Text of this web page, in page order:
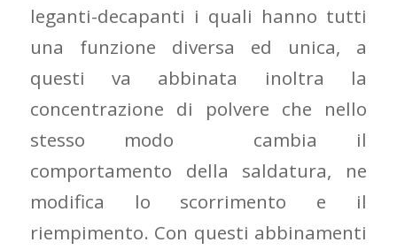
leganti-decapanti i quali hanno tutti
una funzione diversa ed unica, a
questi va abbinata inoltra la
concentrazione di polvere che nello
stesso modo cambia il
comportamento della saldatura, ne
modifica lo scorrimento e il
riempimento. Con questi abbinamenti